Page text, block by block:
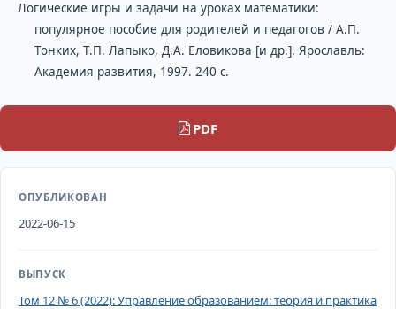
Логические игры и задачи на уроках математики:
популярное пособие для родителей и педагогов / А.П.
Тонких, Т.П. Лапыко, Д.А. Еловикова [и др.]. Ярославль:
Академия развития, 1997. 240 с.
PDF
ОПУБЛИКОВАН
2022-06-15
ВЫПУСК
Том 12 № 6 (2022): Управление образованием: теория и практика